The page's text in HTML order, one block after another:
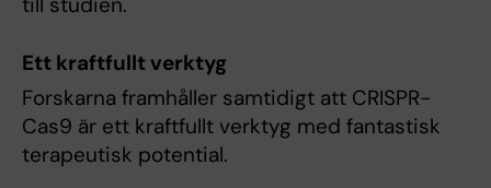
Ett kraftfullt verktyg
Forskarna framhåller samtidigt att CRISPR-
Cas9 är ett kraftfullt verktyg med fantastisk
terapeutisk potential.